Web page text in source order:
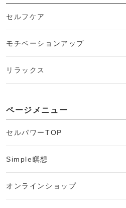
セルフケア
モチベーションアップ
リラックス
ページメニュー
セルパワーTOP
Simple瞑想
オンラインショップ